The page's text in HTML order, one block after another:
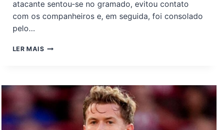
atacante sentou‐se no gramado, evitou contato
com os companheiros e, em seguida, foi consolado
pelo…
LER MAISNEYMAR
CHAMA
ATUAÇÃO
SANTOS
DE